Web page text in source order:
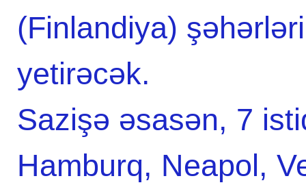
(Finlandiya)
yetirəcək.
Sazişə əsasən, 7
Hamburq, Neapol,